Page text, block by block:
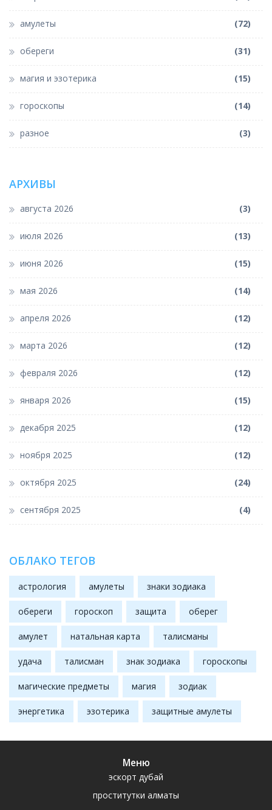
амулеты (72)
обереги (31)
магия и эзотерика (15)
гороскопы (14)
разное (3)
АРХИВЫ
августа 2026 (3)
июля 2026 (13)
июня 2026 (15)
мая 2026 (14)
апреля 2026 (12)
марта 2026 (12)
февраля 2026 (12)
января 2026 (15)
декабря 2025 (12)
ноября 2025 (12)
октября 2025 (24)
сентября 2025 (4)
ОБЛАКО ТЕГОВ
астрология амулеты знаки зодиака
обереги гороскоп защита оберег
амулет натальная карта талисманы
удача талисман знак зодиака гороскопы
магические предметы магия зодиак
энергетика эзотерика защитные амулеты
Меню
эскорт дубай
проститутки алматы